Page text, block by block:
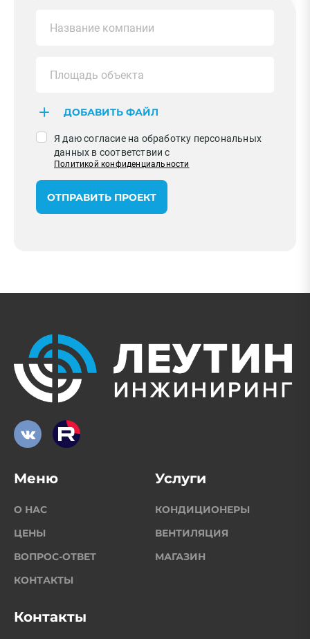
ДОБАВИТЬ ФАЙЛ
Я даю согласие на обработку персональных
данных в соответствии с
Политикой конфиденциальности
ОТПРАВИТЬ ПРОЕКТ
Контакты
Меню
О НАС
ЦЕНЫ
ВОПРОС-ОТВЕТ
КОНТАКТЫ
Услуги
КОНДИЦИОНЕРЫ
ВЕНТИЛЯЦИЯ
МАГАЗИН